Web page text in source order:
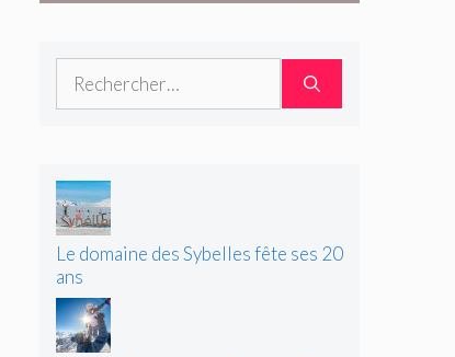
Le domaine des Sybelles fête ses 20
ans